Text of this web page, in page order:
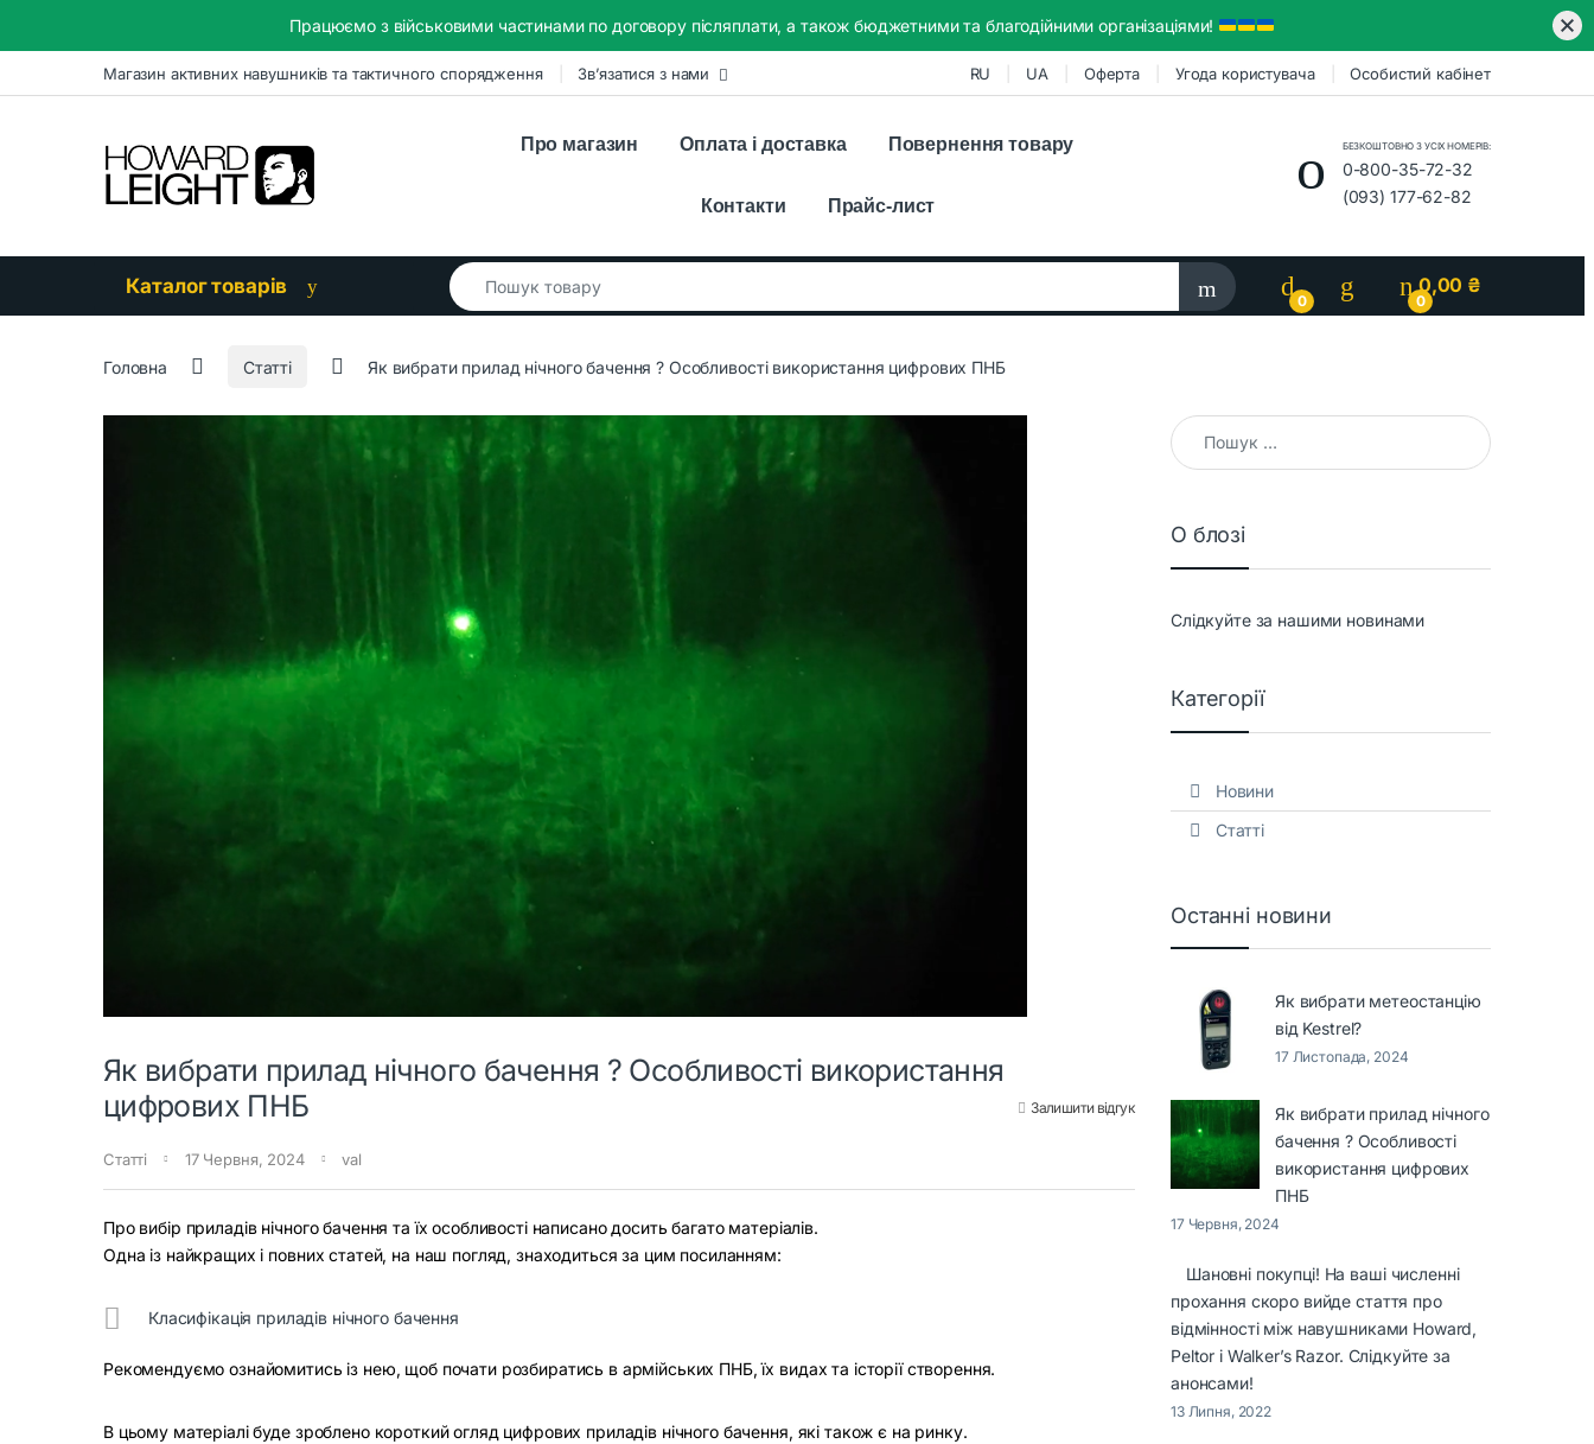
Skip to navigation
Skip to contentМагазин активних навушників та тактичного спорядження Зв’язатися з нами RU UA Оферта Угода користувача Особистий кабінет
Про магазин Оплата і доставка Повернення товару
Контакти Прайс-лист
БЕЗКОШТОВНО З УСІХ НОМЕРІВ:
0-800-35-72-32
(093) 177-62-82
Каталог товарів
Search for:
0 0
0,00 ₴
Головна Статті Як вибрати прилад нічного бачення ? Особливості використання цифрових ПНБ
Як вибрати прилад нічного бачення ? Особливості використання
цифрових ПНБ
Залишити відгук
Статті 17 Червня, 2024 val
Про вибір приладів нічного бачення та їх особливості написано досить багато матеріалів.
Одна із найкращих і повних статей, на наш погляд, знаходиться за цим посиланням:
Класифікація приладів нічного бачення
Рекомендуємо ознайомитись із нею, щоб почати розбиратись в армійських ПНБ, їх видах та історії створення.
В цьому матеріалі буде зроблено короткий огляд цифрових приладів нічного бачення, які також є на ринку.
Пошук:
О блозі
Слідкуйте за нашими новинами
Категорії
Новини
Статті
Останні новини
Як вибрати метеостанцію
від Kestrel?
17 Листопада, 2024
Як вибрати прилад нічного
бачення ? Особливості
використання цифрових
ПНБ
17 Червня, 2024
Шановні покупці! На ваші численні
прохання скоро вийде стаття про
відмінності між навушниками Howard,
Peltor і Walker’s Razor. Слідкуйте за
анонсами!
13 Липня, 2022
Працюємо з військовими частинами по договору післяплати, а також бюджетними та благодійними організаціями!